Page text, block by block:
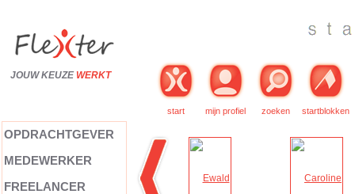
JOUW KEUZE WERKT
start mijn profiel zoeken startblokken
OPDRACHTGEVER
MEDEWERKER
FREELANCER